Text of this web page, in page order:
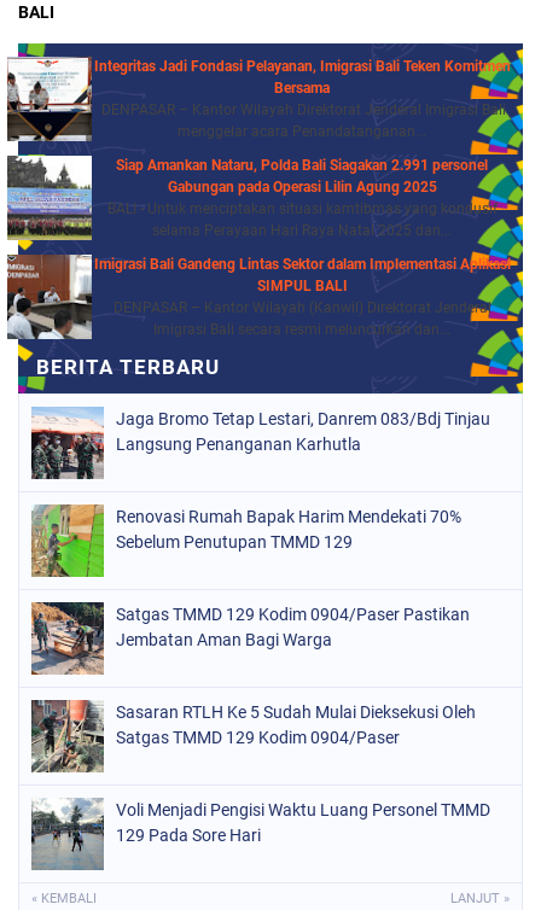
BALI
Integritas Jadi Fondasi Pelayanan, Imigrasi Bali Teken Komitmen
Bersama
DENPASAR – Kantor Wilayah Direktorat Jenderal Imigrasi Bali
menggelar acara Penandatanganan...
Siap Amankan Nataru, Polda Bali Siagakan 2.991 personel
Gabungan pada Operasi Lilin Agung 2025
BALI - Untuk menciptakan situasi kamtibmas yang kondusif
selama Perayaan Hari Raya Natal 2025 dan...
Imigrasi Bali Gandeng Lintas Sektor dalam Implementasi Aplikasi
SIMPUL BALI
DENPASAR – Kantor Wilayah (Kanwil) Direktorat Jenderal
Imigrasi Bali secara resmi meluncurkan dan...
Jaga Bromo Tetap Lestari, Danrem 083/Bdj Tinjau
Langsung Penanganan Karhutla
Renovasi Rumah Bapak Harim Mendekati 70%
Sebelum Penutupan TMMD 129
Satgas TMMD 129 Kodim 0904/Paser Pastikan
Jembatan Aman Bagi Warga
Sasaran RTLH Ke 5 Sudah Mulai Dieksekusi Oleh
Satgas TMMD 129 Kodim 0904/Paser
Voli Menjadi Pengisi Waktu Luang Personel TMMD
129 Pada Sore Hari
« KEMBALI LANJUT »